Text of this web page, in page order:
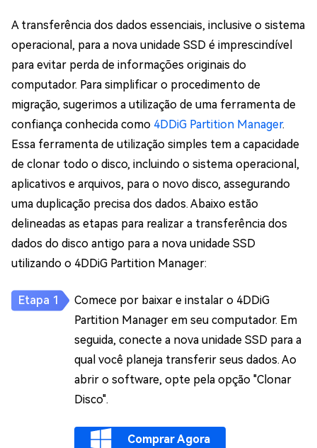
A transferência dos dados essenciais, inclusive o sistema
operacional, para a nova unidade SSD é imprescindível
para evitar perda de informações originais do
computador. Para simplificar o procedimento de
migração, sugerimos a utilização de uma ferramenta de
confiança conhecida como 4DDiG Partition Manager.
Essa ferramenta de utilização simples tem a capacidade
de clonar todo o disco, incluindo o sistema operacional,
aplicativos e arquivos, para o novo disco, assegurando
uma duplicação precisa dos dados. Abaixo estão
delineadas as etapas para realizar a transferência dos
dados do disco antigo para a nova unidade SSD
utilizando o 4DDiG Partition Manager:
Comece por baixar e instalar o 4DDiG
Partition Manager em seu computador. Em
seguida, conecte a nova unidade SSD para a
qual você planeja transferir seus dados. Ao
abrir o software, opte pela opção "Clonar
Disco".
Comprar Agora